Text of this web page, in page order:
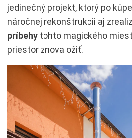
jedinečný projekt, ktorý po
náročnej rekonštrukcii aj
príbehy tohto magického
priestor znova ožiť.